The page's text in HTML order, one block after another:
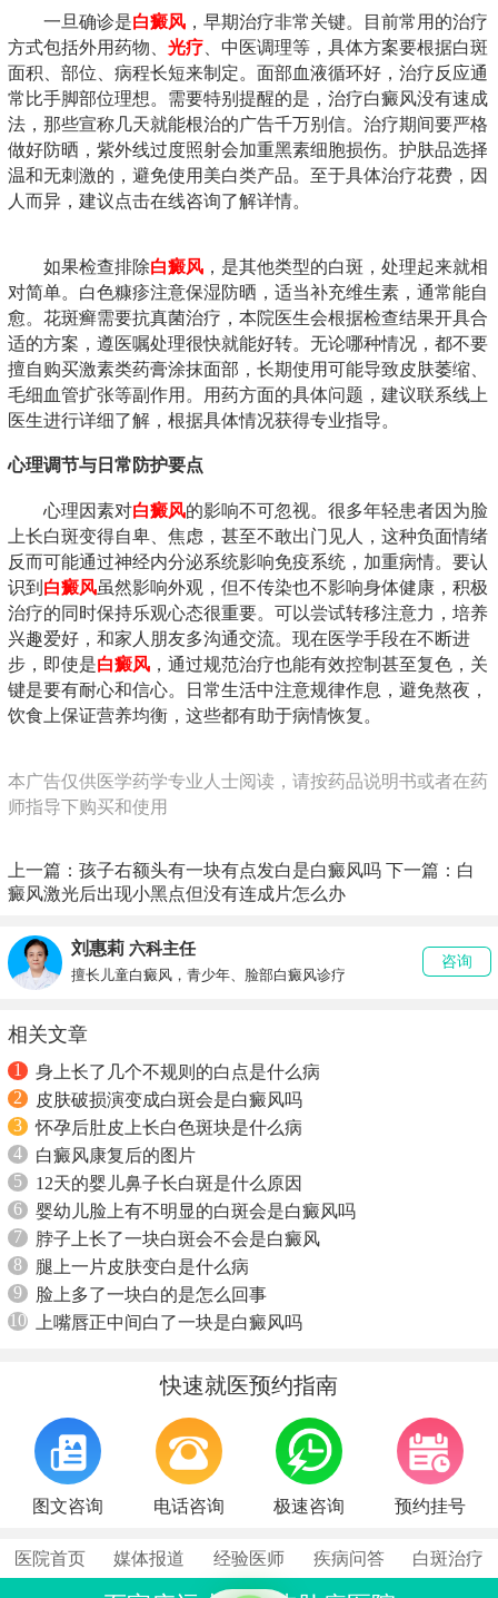
一旦确诊是白癜风 ，早期治疗非常关键。目前常用的治疗
方式包括外用药物、 光疗 、中医调理等，具体方案要根据白斑
面积、部位、病程长短来制定。面部血液循环好，治疗反应通
常比手脚部位理想。需要特别提醒的是，治疗白癜风没有速成
法，那些宣称几天就能根治的广告千万别信。治疗期间要严格
做好防晒，紫外线过度照射会加重黑素细胞损伤。护肤品选择
温和无刺激的，避免使用美白类产品。至于具体治疗花费，因
人而异，建议点击在线咨询了解详情。
如果检查排除白癜风 ，是其他类型的白斑，处理起来就相
对简单。白色糠疹注意保湿防晒，适当补充维生素，通常能自
愈。花斑癣需要抗真菌治疗，本院医生会根据检查结果开具合
适的方案，遵医嘱处理很快就能好转。无论哪种情况，都不要
擅自购买激素类药膏涂抹面部，长期使用可能导致皮肤萎缩、
毛细血管扩张等副作用。用药方面的具体问题，建议联系线上
医生进行详细了解，根据具体情况获得专业指导。
心理调节与日常防护要点
心理因素对白癜风的影响不可忽视。很多年轻患者因为脸
上长白斑变得自卑、焦虑，甚至不敢出门见人，这种负面情绪
反而可能通过神经内分泌系统影响免疫系统，加重病情。要认
识到 白癜风虽然影响外观，但不传染也不影响身体健康，积极
治疗的同时保持乐观心态很重要。可以尝试转移注意力，培养
兴趣爱好，和家人朋友多沟通交流。现在医学手段在不断进
步，即使是白癜风 ，通过规范治疗也能有效控制甚至复色，关
键是要有耐心和信心。日常生活中注意规律作息，避免熬夜，
饮食上保证营养均衡，这些都有助于病情恢复。
本广告仅供医学药学专业人士阅读，请按药品说明书或者在药
师指导下购买和使用
上一篇： 孩子右额头有一块有点发白是白癜风吗 下一篇： 白
癜风激光后出现小黑点但没有连成片怎么办
刘惠莉 六科主任
擅长儿童白癜风，青少年、脸部白癜风诊疗
咨询
相关文章
1
身上长了几个不规则的白点是什么病
2
皮肤破损演变成白斑会是白癜风吗
3
怀孕后肚皮上长白色斑块是什么病
4
白癜风康复后的图片
5
12天的婴儿鼻子长白斑是什么原因
6
婴幼儿脸上有不明显的白斑会是白癜风吗
7
脖子上长了一块白斑会不会是白癜风
8
腿上一片皮肤变白是什么病
9
脸上多了一块白的是怎么回事
10
上嘴唇正中间白了一块是白癜风吗
快速就医预约指南
图文咨询 电话咨询 极速咨询 预约挂号
医院首页 媒体报道 经验医师 疾病问答 白斑治疗